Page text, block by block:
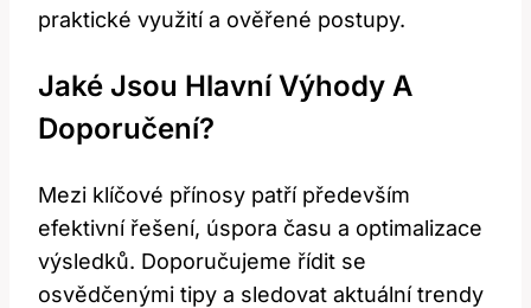
praktické využití a ověřené postupy.
Jaké Jsou Hlavní Výhody A
Doporučení?
Mezi klíčové přínosy patří především
efektivní řešení, úspora času a optimalizace
výsledků. Doporučujeme řídit se
osvědčenými tipy a sledovat aktuální trendy